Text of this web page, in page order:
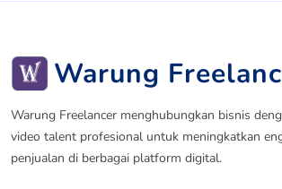
Warung
Warung Freelancer menghubungkan bisnis
video talent profesional untuk meningkatkan
penjualan di berbagai platform digital.